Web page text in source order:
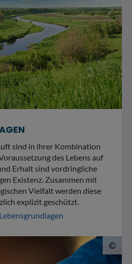
sind in ihrer Kombination
des Lebens auf
Erhalt sind vordringliche
Existenz. Zusammen mit
Vielfalt werden diese
explizit geschützt.
©